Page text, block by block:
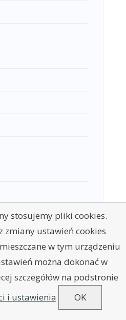
stosujemy pliki cookies.
zmiany ustawień cookies
w tym urządzeniu
można dokonać w
szczegółów na podstronie
i ustawienia
OK